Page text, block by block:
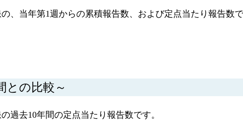
、当年第1週からの累積報告数、および定点当たり報告数で
との比較～
過去10年間の定点当たり報告数です。